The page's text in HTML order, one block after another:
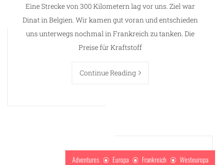
Eine Strecke von 300 Kilometern lag vor uns. Ziel war
Dinat in Belgien. Wir kamen gut voran und entschieden
uns unterwegs nochmal in Frankreich zu tanken. Die
Preise für Kraftstoff
Continue Reading
Adventures Europa Frankreich Westeuropa